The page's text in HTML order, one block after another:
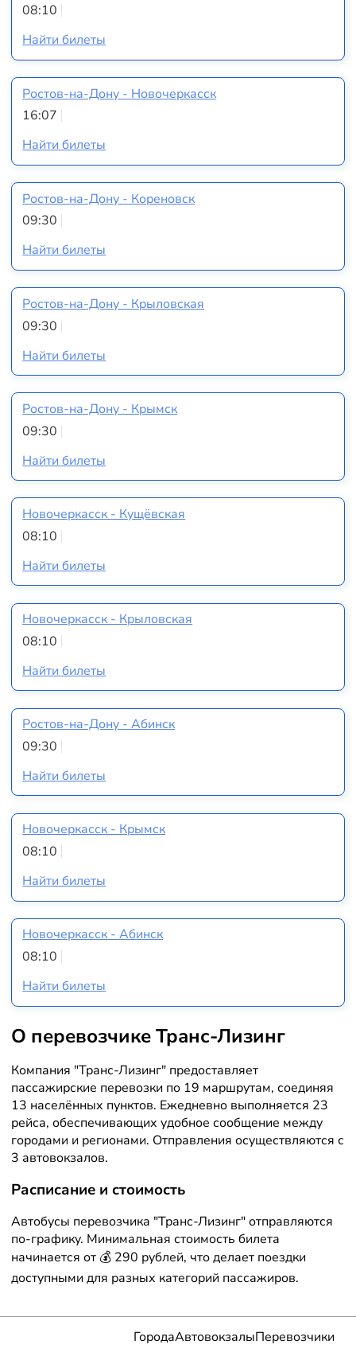
08:10
Найти билеты
Ростов-на-Дону - Новочеркасск
16:07
Найти билеты
Ростов-на-Дону - Кореновск
09:30
Найти билеты
Ростов-на-Дону - Крыловская
09:30
Найти билеты
Ростов-на-Дону - Крымск
09:30
Найти билеты
Новочеркасск - Кущёвская
08:10
Найти билеты
Новочеркасск - Крыловская
08:10
Найти билеты
Ростов-на-Дону - Абинск
09:30
Найти билеты
Новочеркасск - Крымск
08:10
Найти билеты
Новочеркасск - Абинск
08:10
Найти билеты
О перевозчике Транс-Лизинг
Компания "Транс-Лизинг" предоставляет
пассажирские перевозки по 19 маршрутам, соединяя
13 населённых пунктов. Ежедневно выполняется 23
рейса, обеспечивающих удобное сообщение между
городами и регионами. Отправления осуществляются с
3 автовокзалов.
Расписание и стоимость
Автобусы перевозчика "Транс-Лизинг" отправляются
по-графику. Минимальная стоимость билета
начинается от 💰 290 рублей, что делает поездки
доступными для разных категорий пассажиров.
ГородаАвтовокзалыПеревозчики